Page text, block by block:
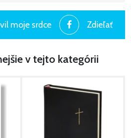
moje srdce Zdieľať
v tejto kategórii